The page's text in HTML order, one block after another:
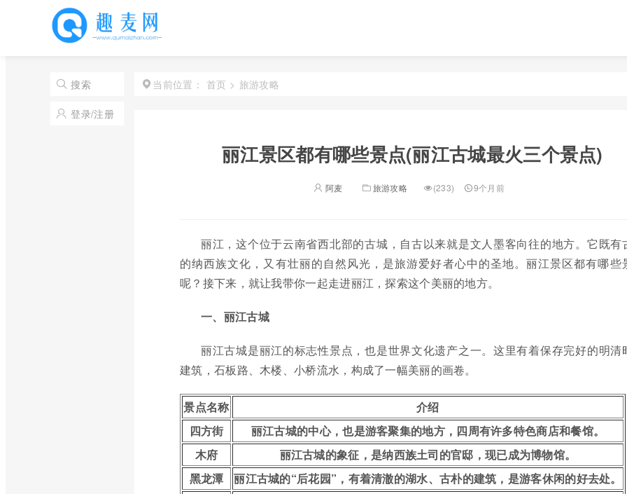
搜索
登录/注册
当前位置： 首页 > 旅游攻略
丽江景区都有哪些景点(丽江古城最火三个景点)
阿麦 旅游攻略 (233) 9个月前
丽江，这个位于云南省西北部的古城，自古以来就是文人墨客向往的地方。它既有
的纳西族文化，又有壮丽的自然风光，是旅游爱好者心中的圣地。丽江景区都有哪些
呢？接下来，就让我带你一起走进丽江，探索这个美丽的地方。
一、丽江古城
丽江古城是丽江的标志性景点，也是世界文化遗产之一。这里有着保存完好的明清
建筑，石板路、木楼、小桥流水，构成了一幅美丽的画卷。
景点名称
介绍
四方街
丽江古城的中心，也是游客聚集的地方，四周有许多特色商店和餐馆。
木府
丽江古城的象征，是纳西族土司的官邸，现已成为博物馆。
黑龙潭
丽江古城的“后花园”，有着清澈的湖水、古朴的建筑，是游客休闲的好去处。